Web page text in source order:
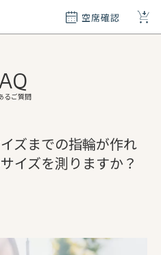
空席確認 +
るご質問
ズまでの指輪が作れ
イズを測りますか？